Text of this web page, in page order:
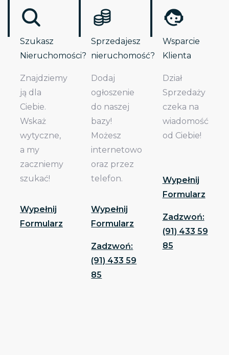
Szukasz
Nieruchomości?
Znajdziemy
ją dla
Ciebie.
Wskaż
wytyczne,
a my
zaczniemy
szukać!
Wypełnij
Formularz
Sprzedajesz
nieruchomość?
Dodaj
ogłoszenie
do naszej
bazy!
Możesz
internetowo
oraz przez
telefon.
Wypełnij
Formularz
Zadzwoń:
(91) 433 59
85
Wsparcie
Klienta
Dział
Sprzedaży
czeka na
wiadomość
od Ciebie!
Wypełnij
Formularz
Zadzwoń:
(91) 433 59
85